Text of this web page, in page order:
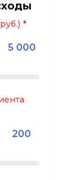
5 000
200